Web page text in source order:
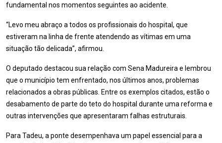
fundamental nos momentos seguintes ao acidente.
“Levo meu abraço a todos os profissionais do hospital, que
estiveram na linha de frente atendendo as vítimas em uma
situação tão delicada”, afirmou.
O deputado destacou sua relação com Sena Madureira e lembrou
que o município tem enfrentado, nos últimos anos, problemas
relacionados a obras públicas. Entre os exemplos citados, estão o
desabamento de parte do teto do hospital durante uma reforma e
outras intervenções que apresentaram falhas estruturais.
Para Tadeu, a ponte desempenhava um papel essencial para a